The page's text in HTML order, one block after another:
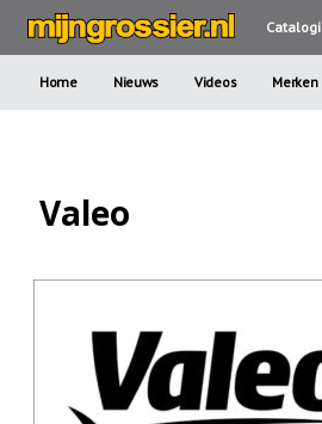
Catalogi
Home Nieuws Videos Merken
Valeo